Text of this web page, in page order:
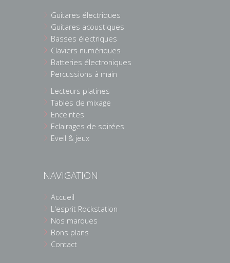
Guitares électriques
Guitares acoustiques
Basses électriques
Claviers numériques
Batteries électroniques
Percussions à main
Lecteurs platines
Tables de mixage
Enceintes
Eclairages de soirées
Eveil & jeux
NAVIGATION
Accueil
L'esprit Rockstation
Nos marques
Bons plans
Contact